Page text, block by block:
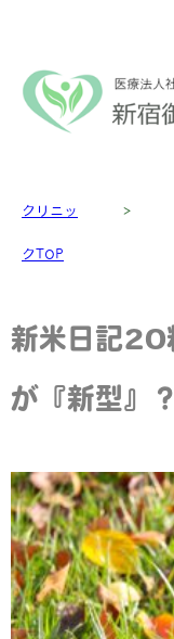
クリニッ
クTOP
＞
新米日記20
が『新型』？